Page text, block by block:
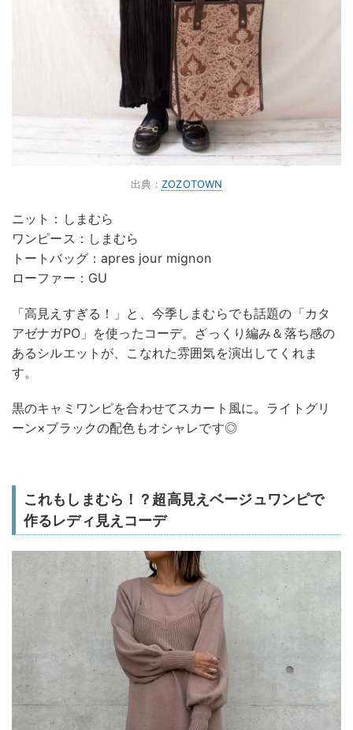
出典：ZOZOTOWN
ニット：しまむら
ワンピース：しまむら
トートバッグ：apres jour mignon
ローファー：GU
「高見えすぎる！」と、今季しまむらでも話題の「カタ
アゼナガPO」を使ったコーデ。ざっくり編み＆落ち感の
あるシルエットが、こなれた雰囲気を演出してくれま
す。
黒のキャミワンピを合わせてスカート風に。ライトグリ
ーン×ブラックの配色もオシャレです◎
これもしまむら！？超高見えベージュワンピで
作るレディ見えコーデ